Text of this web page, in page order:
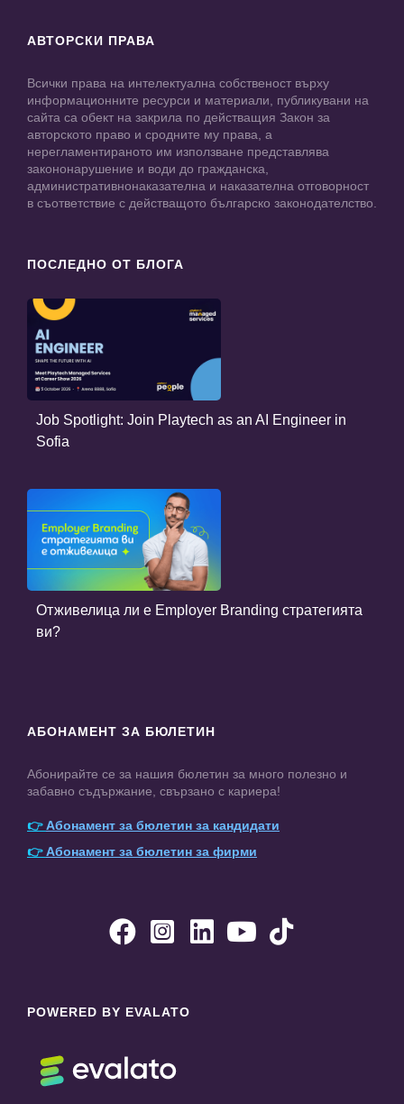
АВТОРСКИ ПРАВА
Всички права на интелектуална собственост върху
информационните ресурси и материали, публикувани на
сайта са обект на закрила по действащия Закон за
авторското право и сродните му права, а
нерегламентираното им използване представлява
закононарушение и води до гражданска,
административнонаказателна и наказателна отговорност
в съответствие с действащото българско законодателство.
ПОСЛЕДНО ОТ БЛОГА
Job Spotlight: Join Playtech as an AI Engineer in
Sofia
Отживелица ли е Employer Branding стратегията
ви?
АБОНАМЕНТ ЗА БЮЛЕТИН
Абонирайте се за нашия бюлетин за много полезно и
забавно съдържание, свързано с кариера!
👉Абонамент за бюлетин за кандидати
👉Абонамент за бюлетин за фирми
    
POWERED BY EVALATO